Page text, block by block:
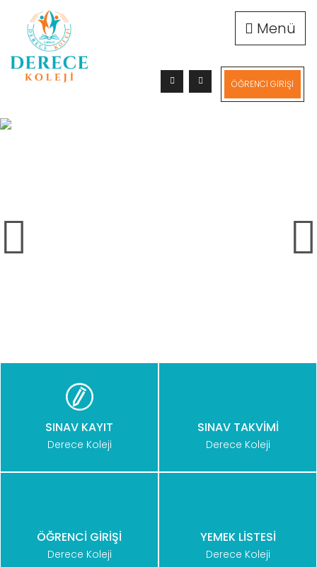
Menü
ÖĞRENCİ GİRİŞİ
SINAV KAYIT
Derece Koleji
SINAV TAKVİMİ
Derece Koleji
ÖĞRENCİ GİRİŞİ
Derece Koleji
YEMEK LİSTESİ
Derece Koleji